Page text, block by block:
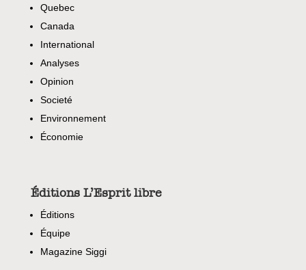
Quebec
Canada
International
Analyses
Opinion
Societé
Environnement
Économie
Éditions L’Esprit libre
Éditions
Équipe
Magazine Siggi